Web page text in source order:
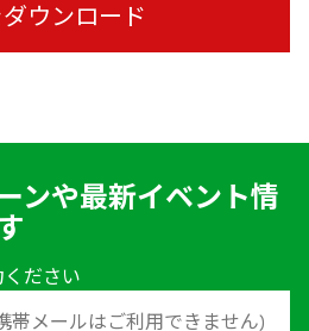
ダウンロード
ンや最新イベント情
ださい